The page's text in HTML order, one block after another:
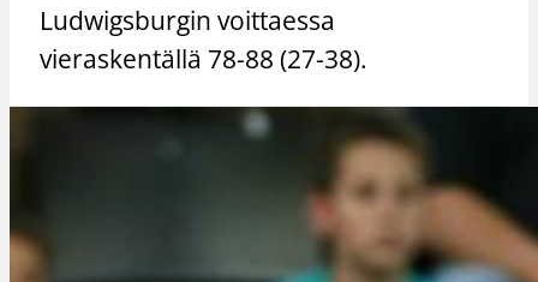
Ludwigsburgin voittaessa
vieraskentällä 78-88 (27-38).